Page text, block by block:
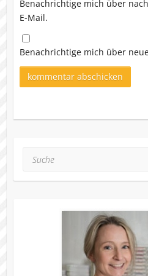
Benachrichtige mich über
E-Mail.
Benachrichtige mich über